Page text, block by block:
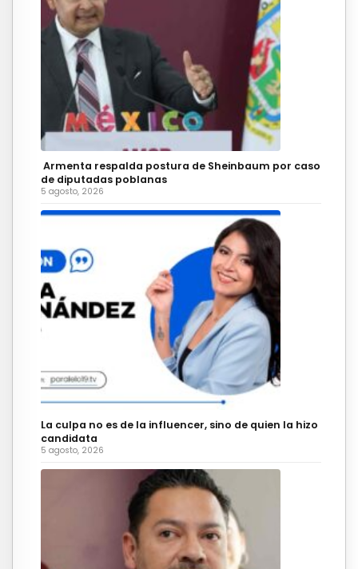
Armenta respalda postura de Sheinbaum por caso
de diputadas poblanas
5 agosto, 2026
La culpa no es de la influencer, sino de quien la hizo
candidata
5 agosto, 2026